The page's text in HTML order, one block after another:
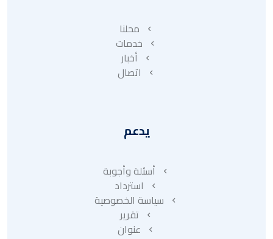
محلنا
خدمات
أخبار
اتصال
يدعم
أسئلة وأجوبة
استرداد
سياسة الخصوصية
تقرير
عنوان